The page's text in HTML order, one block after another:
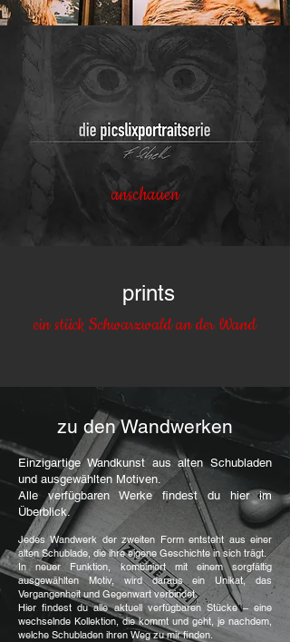
anschauen
prints
ein stück Schwarzwald an der Wand
zu den Wandwerken
Einzigartige Wandkunst aus alten Schubladen
und ausgewählten Motiven.
Alle verfügbaren Werke findest du hier im
Überblick.
Jedes Wandwerk der zweiten Form entsteht aus einer
alten Schublade, die ihre eigene Geschichte in sich trägt.
In neuer Funktion, kombiniert mit einem sorgfältig
ausgewählten Motiv, wird daraus ein Unikat, das
Vergangenheit und Gegenwart verbindet.
Hier findest du alle aktuell verfügbaren Stücke – eine
wechselnde Kollektion, die kommt und geht, je nachdem,
welche Schubladen ihren Weg zu mir finden.